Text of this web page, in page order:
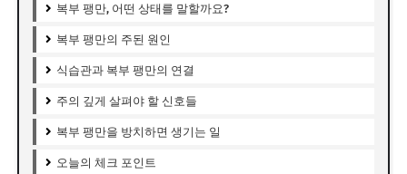
복부 팽만, 어떤 상태를 말할까요?
복부 팽만의 주된 원인
식습관과 복부 팽만의 연결
주의 깊게 살펴야 할 신호들
복부 팽만을 방치하면 생기는 일
오늘의 체크 포인트